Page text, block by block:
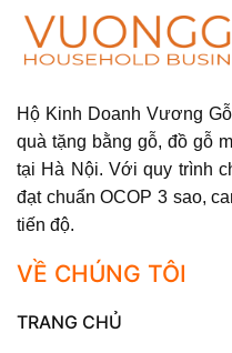
Hộ Kinh Doanh Vương
quà tặng bằng gỗ, đồ gỗ
tại Hà Nội. Với quy trình
đạt chuẩn OCOP 3 sao,
tiến độ.
VỀ CHÚNG TÔI
TRANG CHỦ